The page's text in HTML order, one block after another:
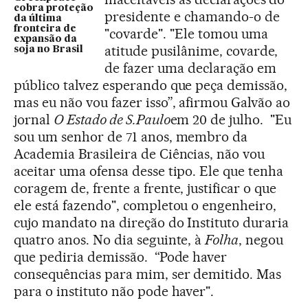
cobra proteção
da última
fronteira de
expansão da
soja no Brasil
presidente e chamando-o de
"covarde". "Ele tomou uma
atitude pusilânime, covarde,
de fazer uma declaração em
público talvez esperando que peça demissão,
mas eu não vou fazer isso”, afirmou Galvão ao
jornal O Estado de S.Pauloem 20 de julho. "Eu
sou um senhor de 71 anos, membro da
Academia Brasileira de Ciências, não vou
aceitar uma ofensa desse tipo. Ele que tenha
coragem de, frente a frente, justificar o que
ele está fazendo", completou o engenheiro,
cujo mandato na direção do Instituto duraria
quatro anos. No dia seguinte, àFolha, negou
que pediria demissão. “Pode haver
consequências para mim, ser demitido. Mas
para o instituto não pode haver".